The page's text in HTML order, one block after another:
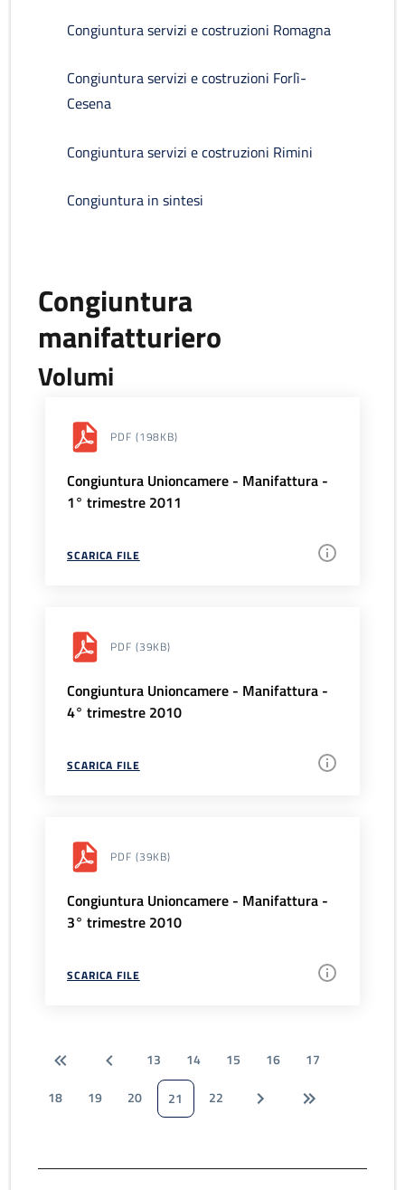
Congiuntura servizi e costruzioni Romagna
Congiuntura servizi e costruzioni Forlì-
Cesena
Congiuntura servizi e costruzioni Rimini
Congiuntura in sintesi
Congiuntura
manifatturiero
Volumi
PDF (198KB)
Congiuntura Unioncamere - Manifattura -
1° trimestre 2011
SCARICA FILE
PDF (39KB)
Congiuntura Unioncamere - Manifattura -
4° trimestre 2010
SCARICA FILE
PDF (39KB)
Congiuntura Unioncamere - Manifattura -
3° trimestre 2010
SCARICA FILE
13 14 15 16
17
18
19 20 21 22